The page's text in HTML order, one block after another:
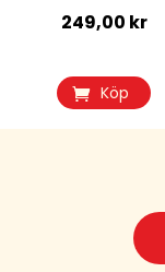
249,00 kr
Köp